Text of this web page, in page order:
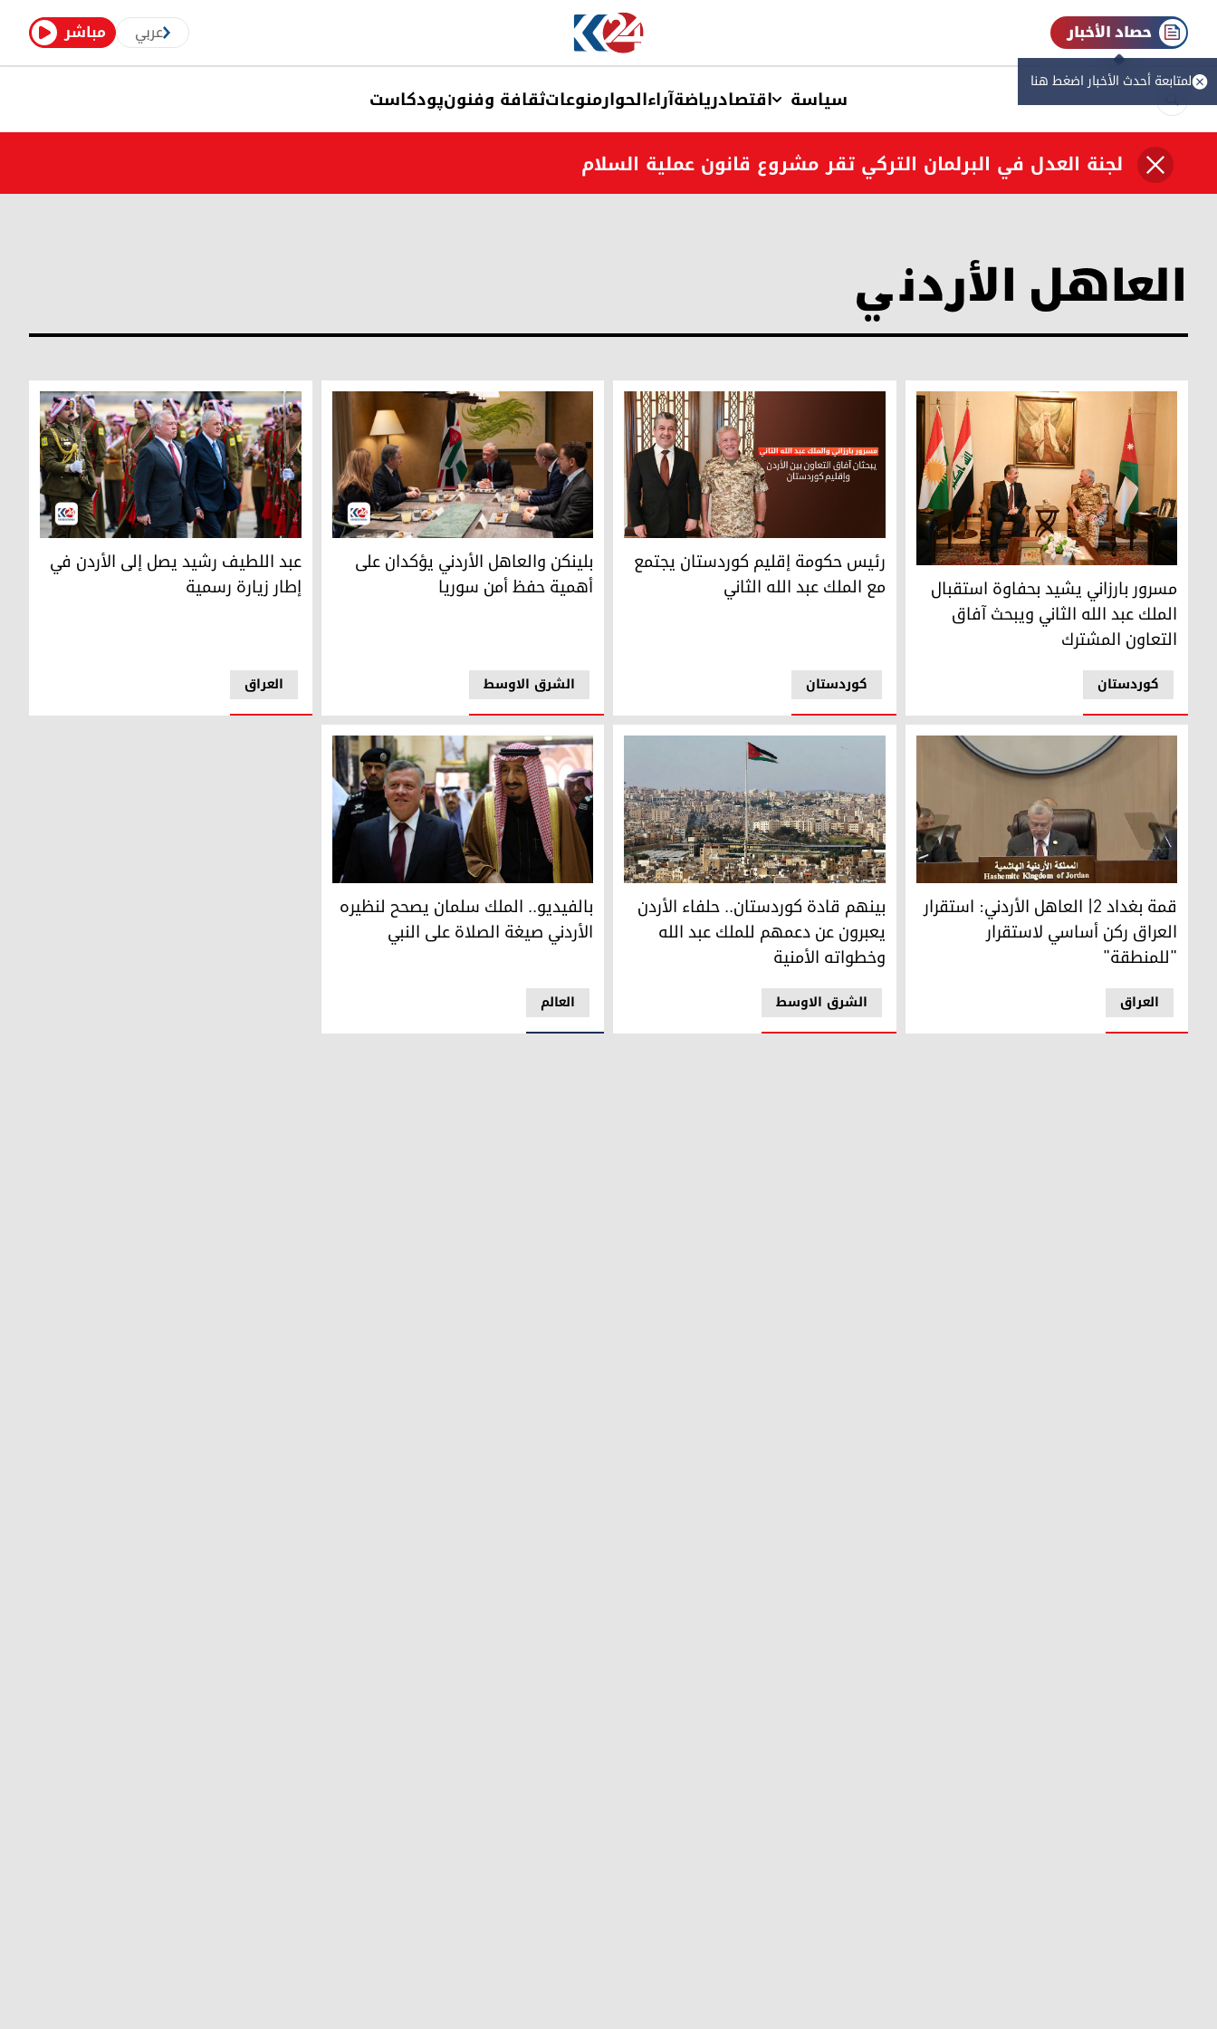
مباشر عربي حصاد الأخبار
لمتابعة أحدث الأخبار اضغط هنا
سیاسة اقتصادریاضةآراءالحوارمنوعاتثقافة وفنونپودکاست
لجنة العدل في البرلمان التركي تقر مشروع قانون عملية السلام
العاهل الأردني
رئيس حكومة إقليم كوردستان مسرور بارزاني والعاهل الأردني الملك عبد الله الثاني
کوردستان
مسرور بارزاني يشيد بحفاوة استقبال
الملك عبد الله الثاني ويبحث آفاق
التعاون المشترك
رئيس حكومة إقليم كوردستان مسرور بارزاني والعاهل الأردني الملك عبد الله الثاني
کوردستان
رئيس حكومة إقليم كوردستان يجتمع
مع الملك عبد الله الثاني
بلينكن والعاهل الأردني يؤكدان على أهمية حفظ أمن سوريا
الشرق الاوسط
بلينكن والعاهل الأردني يؤكدان على
أهمية حفظ أمن سوريا
الرئيس العراقي عبد اللطيف رشيد والعاهل الأردني
العراق
عبد اللطيف رشيد يصل إلى الأردن في
إطار زيارة رسمية
العاهل الأردني عبد الله الثاني
العراق
قمة بغداد 2| العاهل الأردني: استقرار
العراق ركن أساسي لاستقرار
"للمنطقة"
أكد إقليم كوردستان كامل دعمه للعاهل الأردني والمملكة الأردنية الهاشمية.
الشرق الاوسط
بينهم قادة كوردستان.. حلفاء الأردن
يعبرون عن دعمهم للملك عبد الله
وخطواته الأمنية
بالفيديو.. الملك سلمان يصحح لنظيره الأردني صيغة الصلاة على النبي
العالم
بالفيديو.. الملك سلمان يصحح لنظيره
الأردني صيغة الصلاة على النبي